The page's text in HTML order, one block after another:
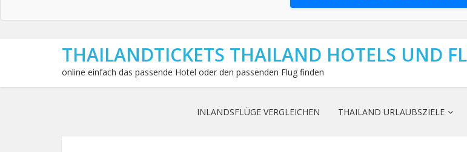
THAILANDTICKETS THAILAND HOTELS UND
online einfach das passende Hotel oder den passenden Flug finden
INLANDSFLÜGE VERGLEICHEN THAILAND URLAUBSZIELE